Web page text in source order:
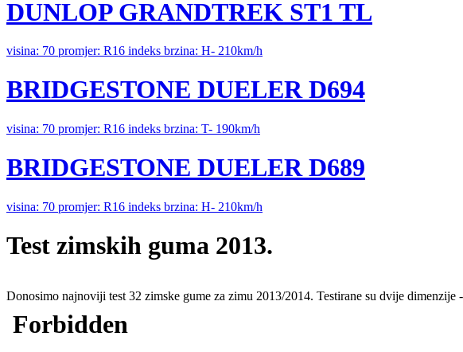
DUNLOP GRANDTREK ST1 TL
visina: 70 promjer: R16 indeks brzina: H- 210km/h
BRIDGESTONE DUELER D694
visina: 70 promjer: R16 indeks brzina: T- 190km/h
BRIDGESTONE DUELER D689
visina: 70 promjer: R16 indeks brzina: H- 210km/h
Test zimskih guma 2013.
Donosimo najnoviji test 32 zimske gume za zimu 2013/2014. Testirane su dvije